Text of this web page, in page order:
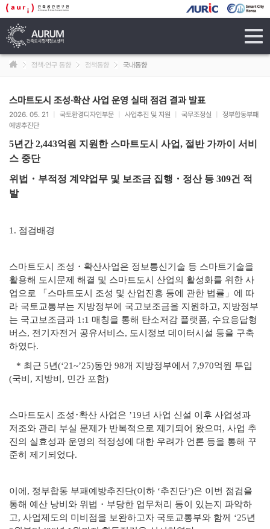
정책·연구 동향 정책동향 국내동향
스마트도시 조성·확산 사업 운영 실태 점검 결과 발표
2026. 05. 21 국토환경디자인부문 사업추진 및 지원 국무조정실
정부합동부패
예방추진단
5년간 2,443억원 지원한 스마트도시 사업, 절반 가까이 서비
스 중단
위법・부적정 계약업무 및 보조금 집행・정산 등 309건 적
발
1. 점검배경
스마트도시 조성・확산사업은 정보통신기술 등 스마트기술을
활용해 도시문제 해결 및 스마트도시 산업의 활성화를 위한 사
업으로 「스마트도시 조성 및 산업진흥 등에 관한 법률」에 따
라 국토교통부는 지방정부에 국고보조금을 지원하고, 지방정부
는 국고보조금과 1:1 매칭을 통해 탄소저감 플랫폼, 수요응답형
버스, 전기자전거 공유서비스, 도시정보 데이터시설 등을 구축
하였다.
* 최근 5년(‘21~’25)동안 98개 지방정부에서 7,970억원 투입
(국비, 지방비, 민간 포함)
스마트도시 조성･확산 사업은 ’19년 사업 신설 이후 사업성과
저조와 관리 부실 문제가 반복적으로 제기되어 왔으며, 사업 추
진의 실효성과 운영의 적정성에 대한 우려가 언론 등을 통해 꾸
준히 제기되었다.
이에, 정부합동 부패예방추진단(이하 ‘추진단’)은 이번 점검을
통해 예산 낭비와 위법・부당한 업무처리 등이 있는지 파악하
고, 사업제도의 미비점을 보완하고자 국토교통부와 함께 ‘25년